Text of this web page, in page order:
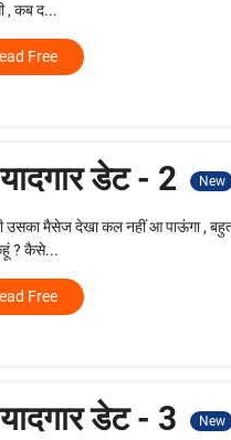
, कब द...
Free
डेट - 2 New
उसका मैसेज देखा कल नहीं आ पाऊंगा ,
? कैसे...
Free
डेट - 3 New